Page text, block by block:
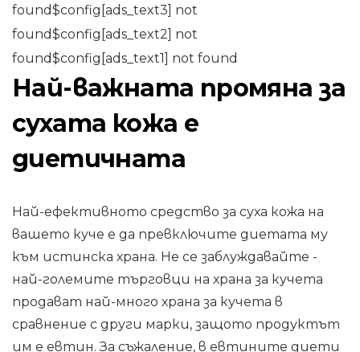
found$config[ads_text3] not
found$config[ads_text2] not
found$config[ads_text1] not found
Най-важната промяна за
сухата кожа е
диетичната
Най-ефективното средство за суха кожа на
вашето куче е да превключите диетата му
към истинска храна. Не се заблуждавайте -
най-големите търговци на храна за кучета
продават най-много храна за кучета в
сравнение с други марки, защото продуктът
им е евтин. За съжаление, в евтините диети